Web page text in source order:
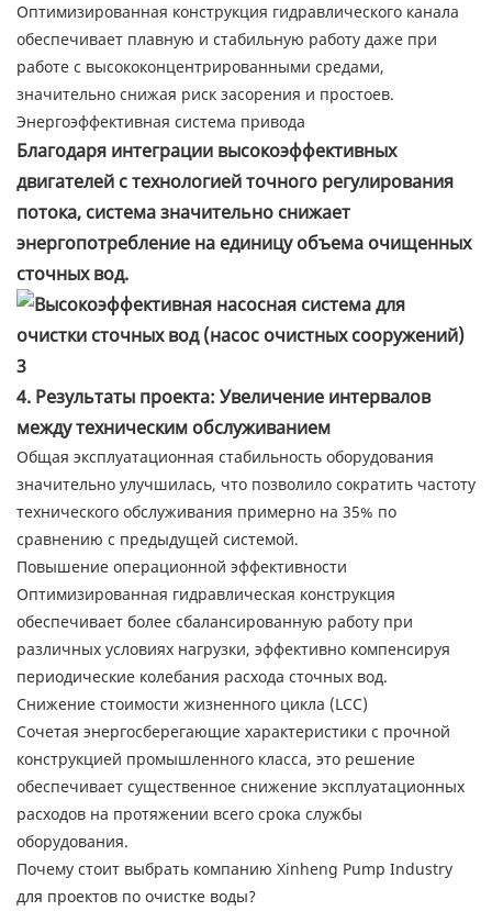
Оптимизированная конструкция гидравлического канала
обеспечивает плавную и стабильную работу даже при
работе с высококонцентрированными средами,
значительно снижая риск засорения и простоев.
Энергоэффективная система привода
Благодаря интеграции высокоэффективных
двигателей с технологией точного регулирования
потока, система значительно снижает
энергопотребление на единицу объема очищенных
сточных вод.
4. Результаты проекта: Увеличение интервалов
между техническим обслуживанием
Общая эксплуатационная стабильность оборудования
значительно улучшилась, что позволило сократить частоту
технического обслуживания примерно на 35% по
сравнению с предыдущей системой.
Повышение операционной эффективности
Оптимизированная гидравлическая конструкция
обеспечивает более сбалансированную работу при
различных условиях нагрузки, эффективно компенсируя
периодические колебания расхода сточных вод.
Снижение стоимости жизненного цикла (LCC)
Сочетая энергосберегающие характеристики с прочной
конструкцией промышленного класса, это решение
обеспечивает существенное снижение эксплуатационных
расходов на протяжении всего срока службы
оборудования.
Почему стоит выбрать компанию Xinheng Pump Industry
для проектов по очистке воды?